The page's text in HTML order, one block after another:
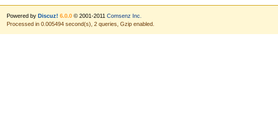
Powered byDiscuz! 6.0.0 © 2001-2011Comsenz Inc.
Processed in 0.005494 second(s), 2 queries, Gzip enabled.